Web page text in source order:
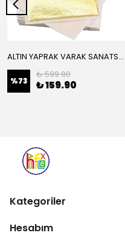
ALTIN YAPRAK VARAK SANATSAL BÜYÜK BOY FOLYO EPOKSİ REÇİNE NAİL ART 16 ADET 14X14 CM ALTIN RENK
%73
₺ 599.90
₺ 159.90
Kategoriler
Hesabım